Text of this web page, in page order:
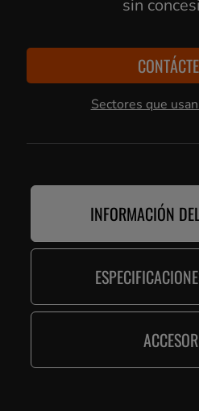
sin
Sectores que
INFORMACIÓN